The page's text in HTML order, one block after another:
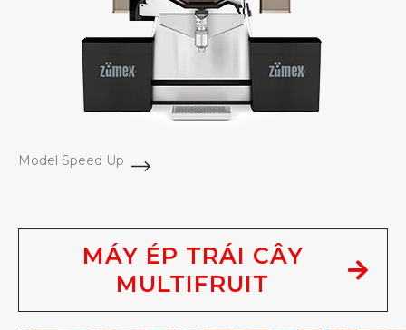
Model Speed Up
MÁY ÉP TRÁI CÂY
MULTIFRUIT